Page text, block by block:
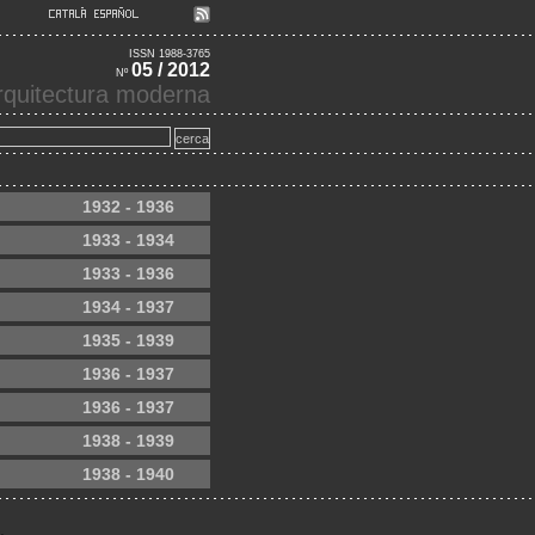
ISSN 1988-3765
Nº 05 / 2012
moderna
1932 - 1936
1933 - 1934
1933 - 1936
1934 - 1937
1935 - 1939
1936 - 1937
1936 - 1937
1938 - 1939
1938 - 1940